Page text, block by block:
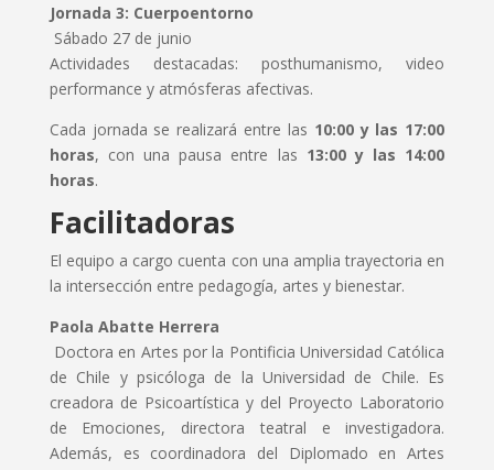
Jornada 3: Cuerpoentorno
Sábado 27 de junio
Actividades destacadas: posthumanismo, video
performance y atmósferas afectivas.
Cada jornada se realizará entre las 10:00 y las 17:00
horas, con una pausa entre las 13:00 y las 14:00
horas.
Facilitadoras
El equipo a cargo cuenta con una amplia trayectoria en
la intersección entre pedagogía, artes y bienestar.
Paola Abatte Herrera
Doctora en Artes por la Pontificia Universidad Católica
de Chile y psicóloga de la Universidad de Chile. Es
creadora de Psicoartística y del Proyecto Laboratorio
de Emociones, directora teatral e investigadora.
Además, es coordinadora del Diplomado en Artes